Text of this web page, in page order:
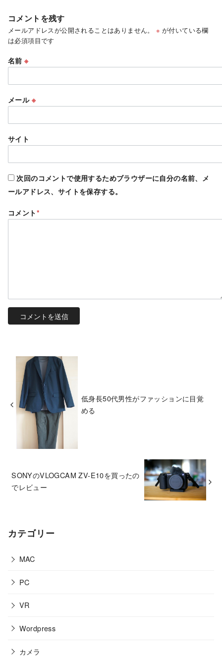
コメントを残す
メールアドレスが公開されることはありません。 ※ が付いている欄
は必須項目です
名前※
メール ※
サイト
次回のコメントで使用するためブラウザーに自分の名前、メ
ールアドレス、サイトを保存する。
コメント*
低身長50代男性がファッションに目覚
める
SONYのVLOGCAM ZV-E10を買ったの
でレビュー
カテゴリー
MAC
PC
VR
Wordpress
カメラ